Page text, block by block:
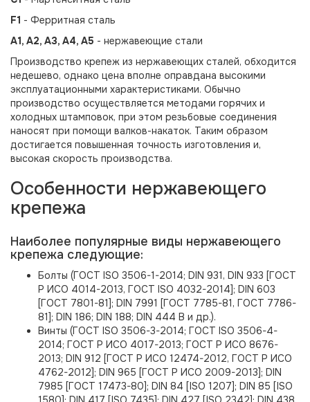
F1 - Ферритная сталь
A1, A2, A3, A4, A5 - нержавеющие стали
Производство крепеж из нержавеющих сталей, обходится
недешево, однако цена вполне оправдана высокими
эксплуатационными характеристиками. Обычно
производство осуществляется методами горячих и
холодных штамповок, при этом резьбовые соединения
наносят при помощи валков-накаток. Таким образом
достигается повышенная точность изготовления и,
высокая скорость производства.
Особенности нержавеющего
крепежа
Наиболее популярные виды нержавеющего
крепежа следующие:
Болты (ГОСТ ISO 3506-1-2014; DIN 931, DIN 933 [ГОСТ
Р ИСО 4014-2013, ГОСТ ISO 4032-2014]; DIN 603
[ГОСТ 7801-81]; DIN 7991 [ГОСТ 7785-81, ГОСТ 7786-
81]; DIN 186; DIN 188; DIN 444 B и др.).
Винты (ГОСТ ISO 3506-3-2014; ГОСТ ISO 3506-4-
2014; ГОСТ Р ИСО 4017-2013; ГОСТ Р ИСО 8676-
2013; DIN 912 [ГОСТ Р ИСО 12474-2012, ГОСТ Р ИСО
4762-2012]; DIN 965 [ГОСТ Р ИСО 2009-2013]; DIN
7985 [ГОСТ 17473-80]; DIN 84 [ISO 1207]; DIN 85 [ISO